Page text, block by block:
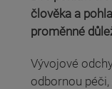
člověka a
proměnné
Vývojové
odbornou